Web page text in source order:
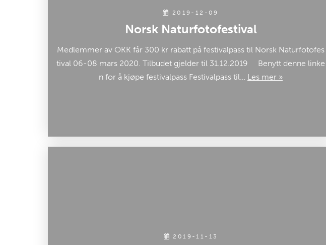
2019-12-09
Norsk Naturfotofestival
Medlemmer av OKK får 300 kr rabatt på festivalpass til Norsk Naturfotofes
tival 06-08 mars 2020. Tilbudet gjelder til 31.12.2019 Benytt denne linke
n for å kjøpe festivalpass Festivalpass til… Les mer »
2019-11-13